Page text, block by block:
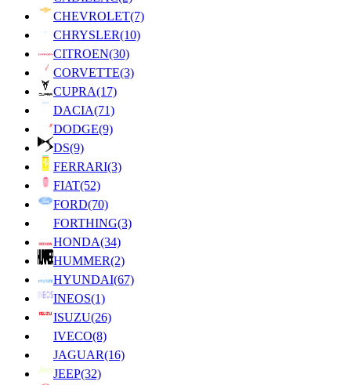
CHEVROLET(7)
CHRYSLER(10)
CITROEN(30)
CORVETTE(3)
CUPRA(17)
DACIA(71)
DODGE(9)
DS(9)
FERRARI(3)
FIAT(52)
FORD(70)
FORTHING(3)
HONDA(34)
HUMMER(2)
HYUNDAI(67)
INEOS(1)
ISUZU(26)
IVECO(8)
JAGUAR(16)
JEEP(32)